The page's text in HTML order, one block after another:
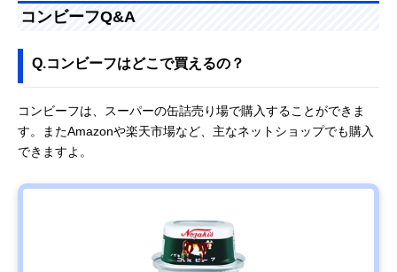
コンビーフQ&A
Q.コンビーフはどこで買えるの？
コンビーフは、スーパーの缶詰売り場で購入することができま
す。またAmazonや楽天市場など、主なネットショップでも購入
できますよ。